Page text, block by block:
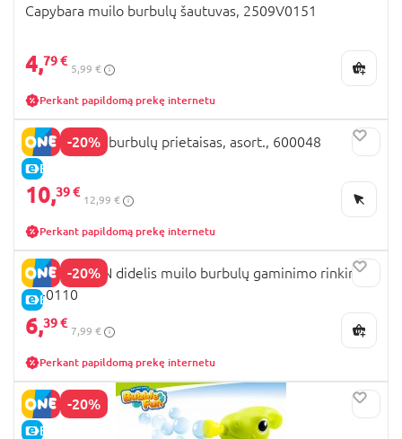
Capybara muilo burbulų šautuvas, 2509V0151
4,79 €
5,99 €
Perkant papildomą prekę internetu
-20%
E-KAINA
MOXY muilo burbulų prietaisas, asort., 600048
10,39 €
12,99 €
Perkant papildomą prekę internetu
-20%
E-KAINA
COCOMELON didelis muilo burbulų gaminimo rinkinys,
96-0110
6,39 €
7,99 €
Perkant papildomą prekę internetu
-20%
E-KAINA